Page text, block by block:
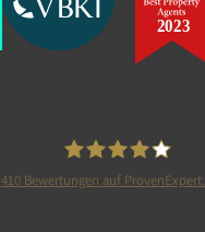
410Bewertungen auf